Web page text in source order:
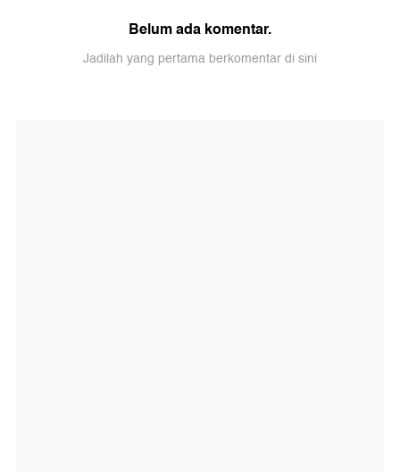
Belum ada komentar.
Jadilah yang pertama berkomentar di sini